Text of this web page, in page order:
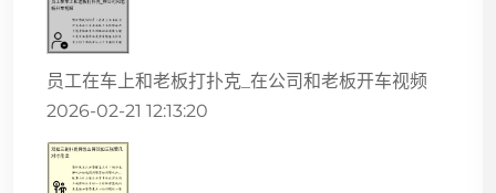
员工在车上和老板打扑克_在公司和老板开车视频
2026-02-21 12:13:20